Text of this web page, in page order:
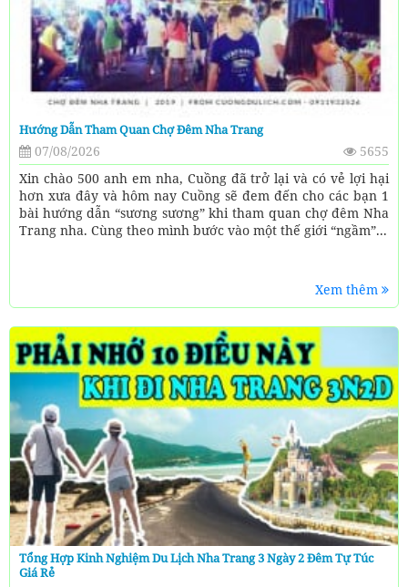
Hướng Dẫn Tham Quan Chợ Đêm Nha Trang
07/08/2026
5655
Xin chào 500 anh em nha, Cuồng đã trở lại và có vẻ lợi hại
hơn xưa đây và hôm nay Cuồng sẽ đem đến cho các bạn 1
bài hướng dẫn “sương sương” khi tham quan chợ đêm Nha
Trang nha. Cùng theo mình bước vào một thế giới “ngầm”...
Xem thêm
Tổng Hợp Kinh Nghiệm Du Lịch Nha Trang 3 Ngày 2 Đêm Tự Túc
Giá Rẻ